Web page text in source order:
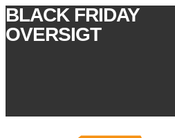
BLACK FRIDAY
OVERSIGT